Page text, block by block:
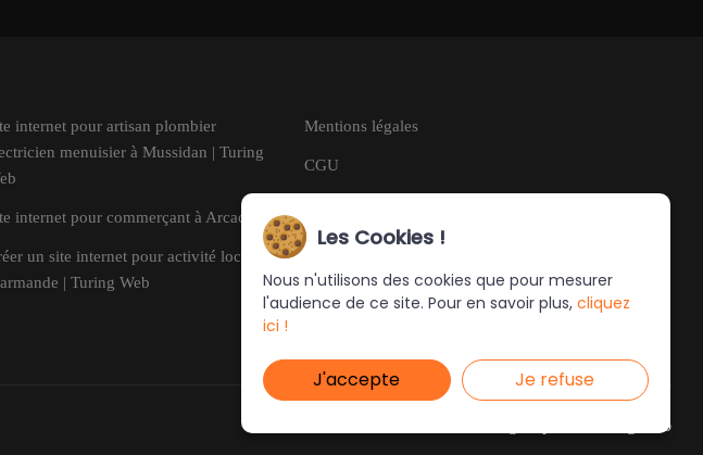
internet pour artisan plombier
menuisier à Mussidan | Turing
internet pour commerçant à Arcachon
un site internet pour activité locale à
| Turing Web
Mentions légales
CGU
Turing Web
Les Cookies !
Nous n'utilisons des cookies que pour mesurer
l'audience de ce site. Pour en savoir plus, cliquez
ici !
J'accepte Je refuse